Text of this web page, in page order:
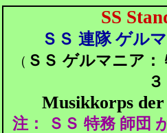
SS
ＳＳ 連隊 ゲル
（ ＳＳ ゲルマニア
Musikkorps der
注： ＳＳ 特務 師団